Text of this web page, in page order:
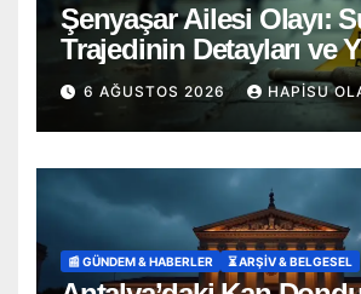
Şenyaşar Ailesi Olayı:
Trajedinin Detayları ve
Süren Adalet
6 AĞUSTOS 2026 HAPISU
📰 GÜNDEM & HABERLER ⏳ ARŞİV & BELGESEL